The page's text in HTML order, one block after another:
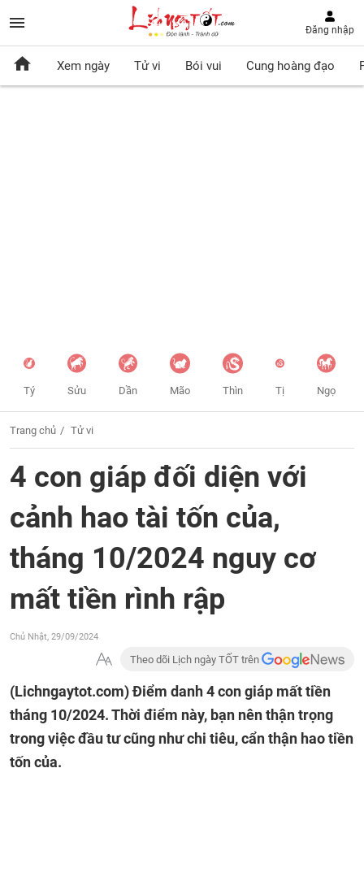
Đăng nhập
Xem ngày Tử vi Bói vui Cung hoàng đạo
Tý Sửu Dần Mão Thìn Tị Ngọ
Trang chủ Tử vi
4 con giáp đối diện với
cảnh hao tài tốn của,
tháng 10/2024 nguy cơ
mất tiền rình rập
Chủ Nhật, 29/09/2024
Theo dõi Lịch ngày TỐT trên
(Lichngaytot.com)Điểm danh 4 con giáp mất tiền
tháng 10/2024. Thời điểm này, bạn nên thận trọng
trong việc đầu tư cũng như chi tiêu, cẩn thận hao tiền
tốn của.